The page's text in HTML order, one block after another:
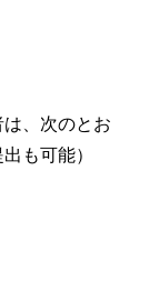
、次のとお
も可能）